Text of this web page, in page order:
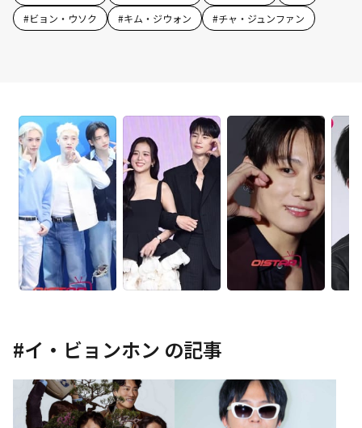
#ビョン・ウソク #キム・ジウォン #チャ・ジュンファン
#イ・ビョンホン の記事